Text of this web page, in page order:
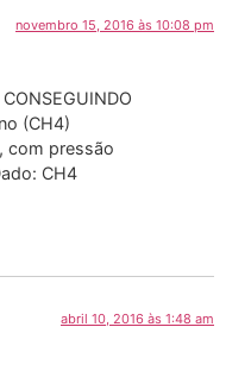
novembro 15, 2016 às 10:08 pm
(CH4)
com pressão
CH4
abril 10, 2016 às 1:48 am